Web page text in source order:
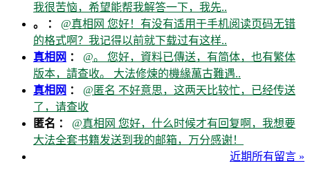
我很苦恼，希望能帮我解答一下，我先..
。 ： @真相网 您好！有没有适用于手机阅读页码无错
的格式啊？我记得以前就下载过有这样..
真相网 ： @。 您好，資料已傳送，有简体，也有繁体
版本，請查收。 大法修煉的機緣萬古難遇..
真相网 ： @匿名 不好意思，这两天比较忙，已经传送
了，请查收
匿名 ： @真相网 您好，什么时候才有回复啊，我想要
大法全套书籍发送到我的邮箱，万分感谢！
近期所有留言 »